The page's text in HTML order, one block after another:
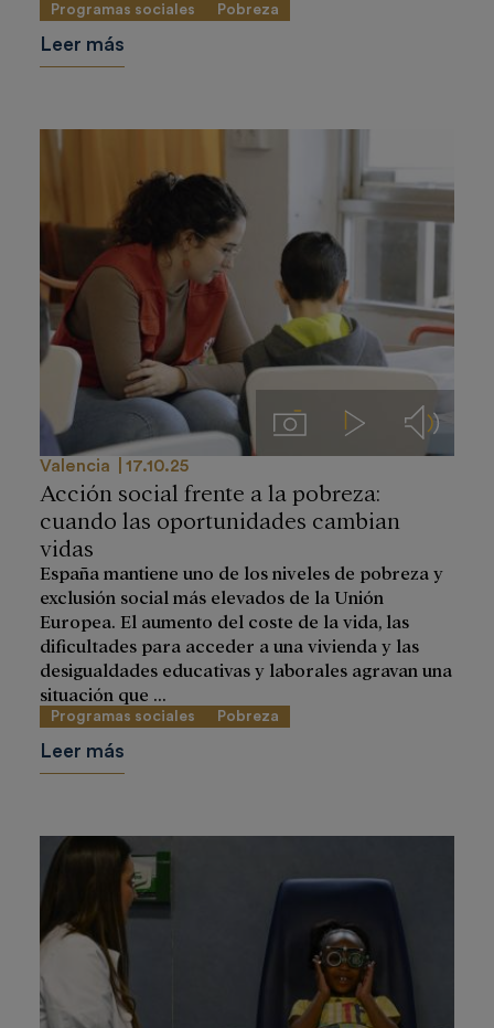
Programas sociales Pobreza
Leer más
ImágenesVideos Audios
Valencia 17.10.25
Acción social frente a la pobreza:
cuando las oportunidades cambian
vidas
España mantiene uno de los niveles de pobreza y
exclusión social más elevados de la Unión
Europea. El aumento del coste de la vida, las
dificultades para acceder a una vivienda y las
desigualdades educativas y laborales agravan una
situación que ...
Programas sociales Pobreza
Leer más